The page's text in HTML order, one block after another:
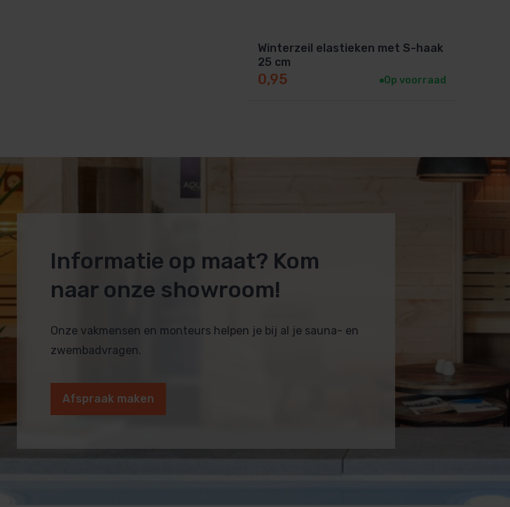
Winterzeil elastieken met S-haak
25 cm
0,95 Op voorraad
Informatie op maat? Kom
naar onze showroom!
Onze vakmensen en monteurs helpen je bij al je sauna- en
zwembadvragen.
Afspraak maken